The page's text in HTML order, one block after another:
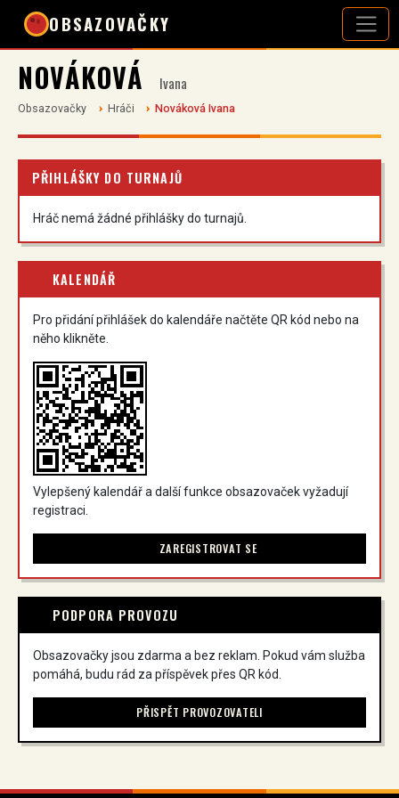
OBSAZOVAČKY
NOVÁKOVÁ Ivana
Obsazovačky Hráči Nováková Ivana
PŘIHLÁŠKY DO TURNAJŮ
Hráč nemá žádné přihlášky do turnajů.
KALENDÁŘ
Pro přidání přihlášek do kalendáře načtěte QR kód nebo na
něho klikněte.
Vylepšený kalendář a další funkce obsazovaček vyžadují
registraci.
ZAREGISTROVAT SE
PODPORA PROVOZU
Obsazovačky jsou zdarma a bez reklam. Pokud vám služba
pomáhá, budu rád za příspěvek přes QR kód.
PŘISPĚT PROVOZOVATELI